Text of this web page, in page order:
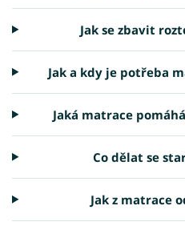
Jak se zbavit
Jak a kdy je potřeba
Jaká matrace
Co dělat se
Jak z matrace